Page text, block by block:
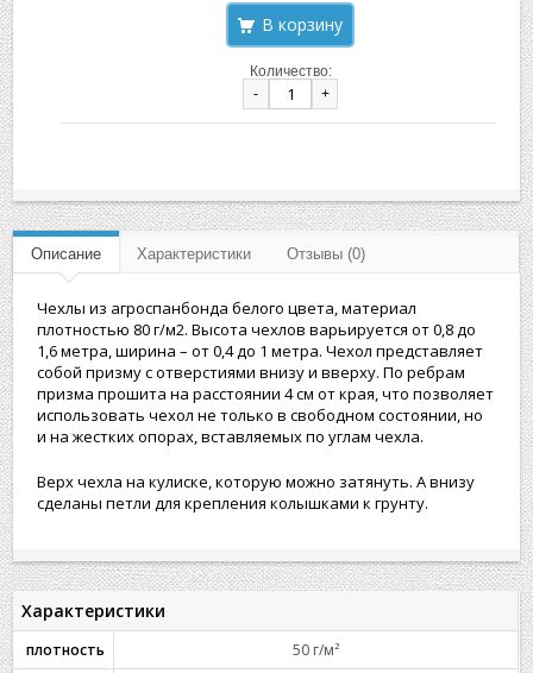
Количество:
-
+
Описание Характеристики Отзывы (0)
Чехлы из агроспанбонда белого цвета, материал
плотностью 80 г/м2. Высота чехлов варьируется от 0,8 до
1,6 метра, ширина – от 0,4 до 1 метра. Чехол представляет
собой призму с отверстиями внизу и вверху. По ребрам
призма прошита на расстоянии 4 см от края, что позволяет
использовать чехол не только в свободном состоянии, но
и на жестких опорах, вставляемых по углам чехла.
Верх чехла на кулиске, которую можно затянуть. А внизу
сделаны петли для крепления колышками к грунту.
Характеристики
плотность
50 г/м²